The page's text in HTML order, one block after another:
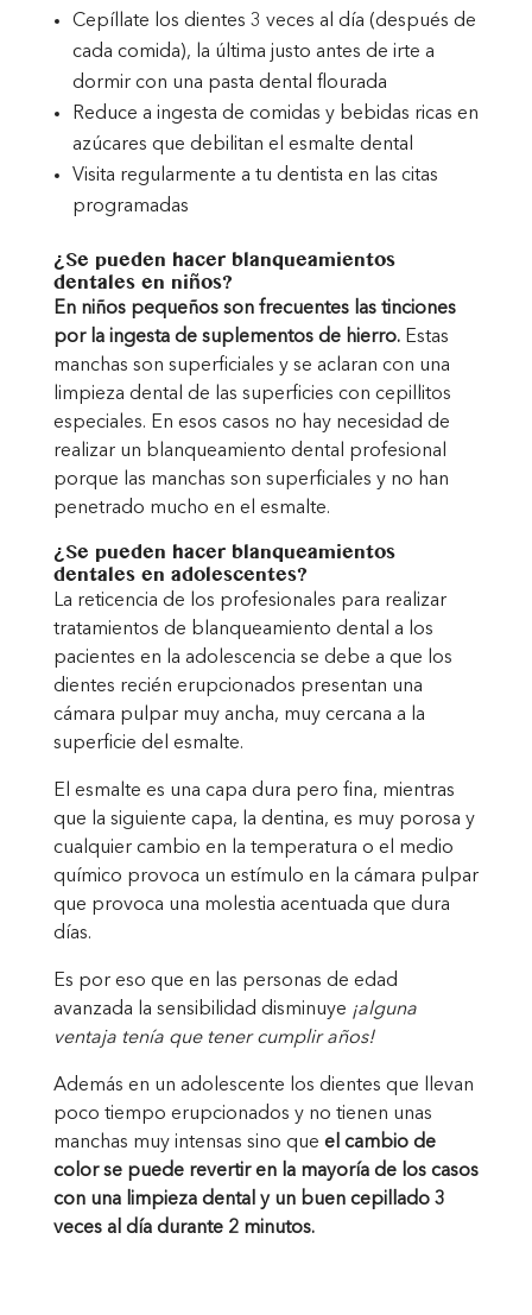
Cepíllate los dientes 3 veces al día (después de
cada comida), la última justo antes de irte a
dormir con una pasta dental flourada
Reduce a ingesta de comidas y bebidas ricas en
azúcares que debilitan el esmalte dental
Visita regularmente a tu dentista en las citas
programadas
¿Se pueden hacer blanqueamientos
dentales en niños?
En niños pequeños son frecuentes las tinciones
por la ingesta de suplementos de hierro.Estas
manchas son superficiales y se aclaran con una
limpieza dental de las superficies con cepillitos
especiales. En esos casos no hay necesidad de
realizar un blanqueamiento dental profesional
porque las manchas son superficiales y no han
penetrado mucho en el esmalte.
¿Se pueden hacer blanqueamientos
dentales en adolescentes?
La reticencia de los profesionales para realizar
tratamientos de blanqueamiento dental a los
pacientes en la adolescencia se debe a que los
dientes recién erupcionados presentan una
cámara pulpar muy ancha, muy cercana a la
superficie del esmalte.
El esmalte es una capa dura pero fina, mientras
que la siguiente capa, la dentina, es muy porosa y
cualquier cambio en la temperatura o el medio
químico provoca un estímulo en la cámara pulpar
que provoca una molestia acentuada que dura
días.
Es por eso que en las personas de edad
avanzada la sensibilidad disminuye ¡alguna
ventaja tenía que tener cumplir años!
Además en un adolescente los dientes que llevan
poco tiempo erupcionados y no tienen unas
manchas muy intensas sino que el cambio de
color se puede revertir en la mayoría de los casos
con una limpieza dental y un buen cepillado 3
veces al día durante 2 minutos.